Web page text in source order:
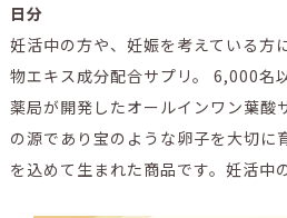
日分
妊活中の方や、妊娠を考えている方
物エキス成分配合サプリ。 6,000名
薬局が開発したオールインワン葉酸
の源であり宝のような卵子を大切に
を込めて生まれた商品です。妊活中